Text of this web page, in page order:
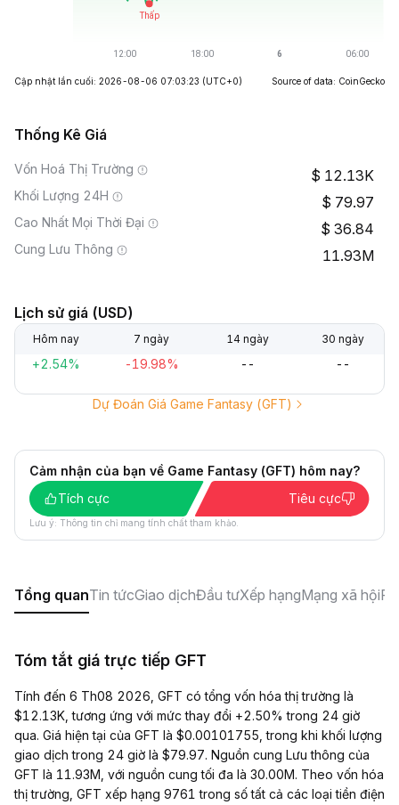
Cập nhật lần cuối: 2026-08-06 07:03:23 (UTC+0) Source of data: CoinGecko
Thống Kê Giá
Vốn Hoá Thị Trường 12.13K
Khối Lượng 24H 79.97
Cao Nhất Mọi Thời Đại 36.84
Cung Lưu Thông 11.93M
Lịch sử giá (USD)
Hôm nay 7 ngày 14 ngày 30 ngày
+2.54% -19.98% -- --
Dự Đoán Giá Game Fantasy (GFT)
Cảm nhận của bạn về Game Fantasy (GFT) hôm nay?
Tích cực
Tiêu cực
Lưu ý: Thông tin chỉ mang tính chất tham khảo.
Tổng quanTin tứcGiao dịchĐầu tưXếp hạngMạng xã hội
Tóm tắt giá trực tiếp GFT
Tính đến 6 Th08 2026, GFT có tổng vốn hóa thị trường là
$12.13K, tương ứng với mức thay đổi +2.50% trong 24 giờ
qua. Giá hiện tại của GFT là $0.00101755, trong khi khối lượng
giao dịch trong 24 giờ là $79.97. Nguồn cung Lưu thông của
GFT là 11.93M, với nguồn cung tối đa là 30.00M. Theo vốn hóa
thị trường, GFT xếp hạng 9761 trong số tất cả các loại tiền điện